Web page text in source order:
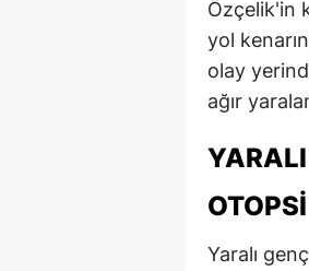
Özçelik'in
yol
olay
ağır
Yaralı